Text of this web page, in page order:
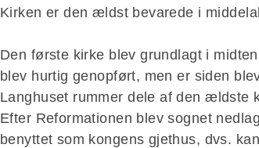
Kirken er den ældst bevarede i
Den første kirke blev grundlagt i
blev hurtig genopført, men er siden
Langhuset rummer dele af den ældste
Efter Reformationen blev sognet
benyttet som kongens gjethus, dvs.